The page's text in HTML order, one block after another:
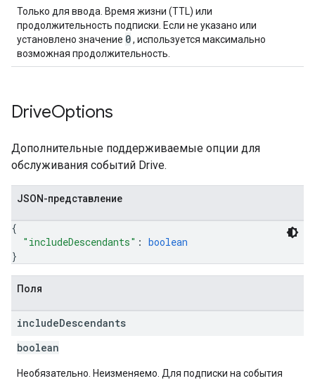
Только для ввода. Время жизни (TTL) или
продолжительность подписки. Если не указано или
установлено значение 0, используется максимально
возможная продолжительность.
DriveOptions
Дополнительные поддерживаемые опции для
обслуживания событий Drive.
JSON-представление
{
"includeDescendants" : boolean
}
Поля
includeDescendants
boolean
Необязательно. Неизменяемо. Для подписки на события